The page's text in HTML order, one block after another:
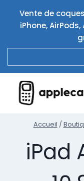
contenu
Vente de
iPhone,
Accueil /
iPad